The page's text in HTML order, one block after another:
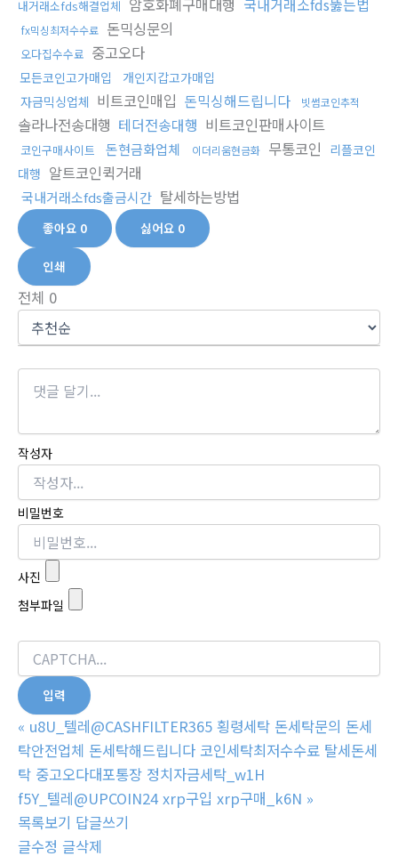
내거래소fds해결업체 암호화폐구매대행 국내거래소fds뚫는법
fx믹싱최저수수료 돈믹싱문의
오다집수수료 중고오다
모든코인고가매입
개인지갑고가매입
자금믹싱업체 비트코인매입 돈믹싱해드립니다 빗썸코인추적
솔라나전송대행 테더전송대행 비트코인판매사이트
코인구매사이트 돈현금화업체 이더리움현금화 무통코인 리플코인
대행 알트코인퀵거래
국내거래소fds출금시간 탈세하는방법
좋아요 0 싫어요 0
인쇄
전체 0
작성자
비밀번호
사진
첨부파일
« u8U_텔레@CASHFILTER365 횡령세탁 돈세탁문의 돈세
탁안전업체 돈세탁해드립니다 코인세탁최저수수료 탈세돈세
탁 중고오다대포통장 정치자금세탁_w1H
f5Y_텔레@UPCOIN24 xrp구입 xrp구매_k6N »
목록보기 답글쓰기
글수정 글삭제